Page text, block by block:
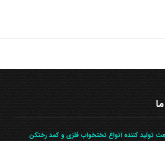
تولید کننده انواع تختخواب فلزی و کمد رختکن